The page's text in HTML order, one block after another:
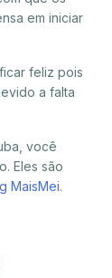
em iniciar
feliz pois
a falta
você
Eles são
MaisMei.